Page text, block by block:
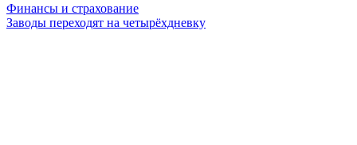
Финансы и страхование
Заводы переходят на четырёхдневку